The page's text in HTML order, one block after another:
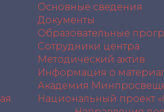
Основные сведения
Документы
Образовательные
Сотрудники центра
Методический актив
Информация о
Академия
Национальный проект